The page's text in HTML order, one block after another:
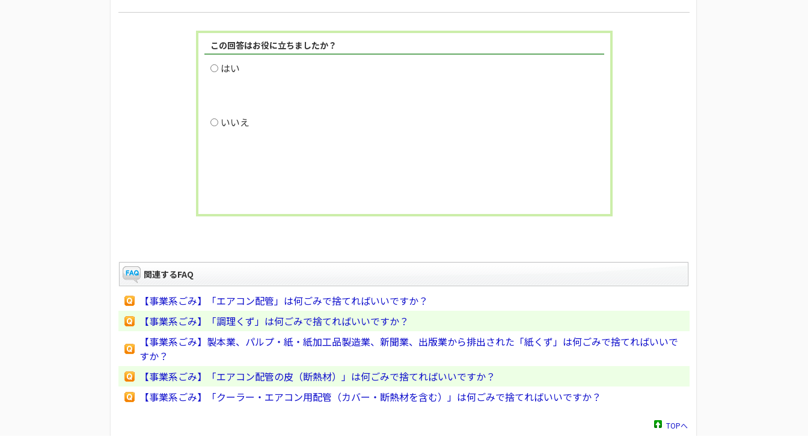
この回答はお役に立ちましたか？
はい
いいえ
関連するFAQ
【事業系ごみ】「エアコン配管」は何ごみで捨てればいいですか？
【事業系ごみ】「調理くず」は何ごみで捨てればいいですか？
【事業系ごみ】製本業、パルプ・紙・紙加工品製造業、新聞業、出版業から排出された「紙くず」は何ごみで捨てればいいで
すか？
【事業系ごみ】「エアコン配管の皮（断熱材）」は何ごみで捨てればいいですか？
【事業系ごみ】「クーラー・エアコン用配管（カバー・断熱材を含む）」は何ごみで捨てればいいですか？
TOPへ